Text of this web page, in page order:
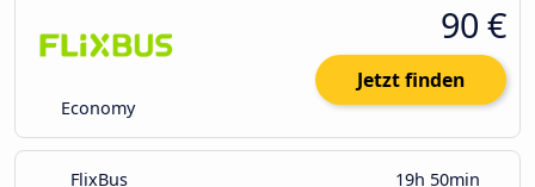
Economy
90 €
Jetzt finden
FlixBus 19h 50min